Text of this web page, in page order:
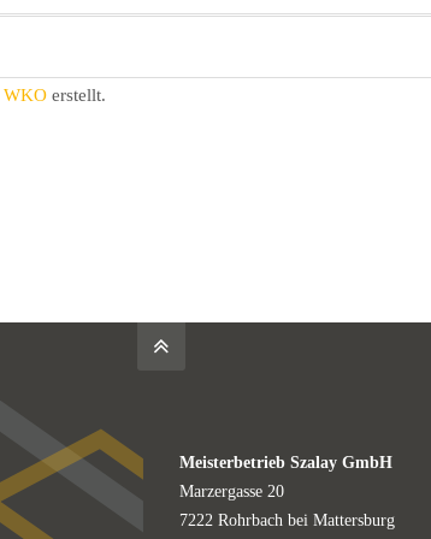
WKO erstellt.
Meisterbetrieb Szalay GmbH
Marzergasse 20
7222 Rohrbach bei Mattersburg